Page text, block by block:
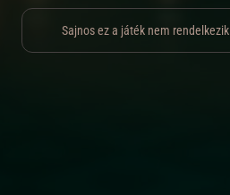
Sajnos ez a játék nem